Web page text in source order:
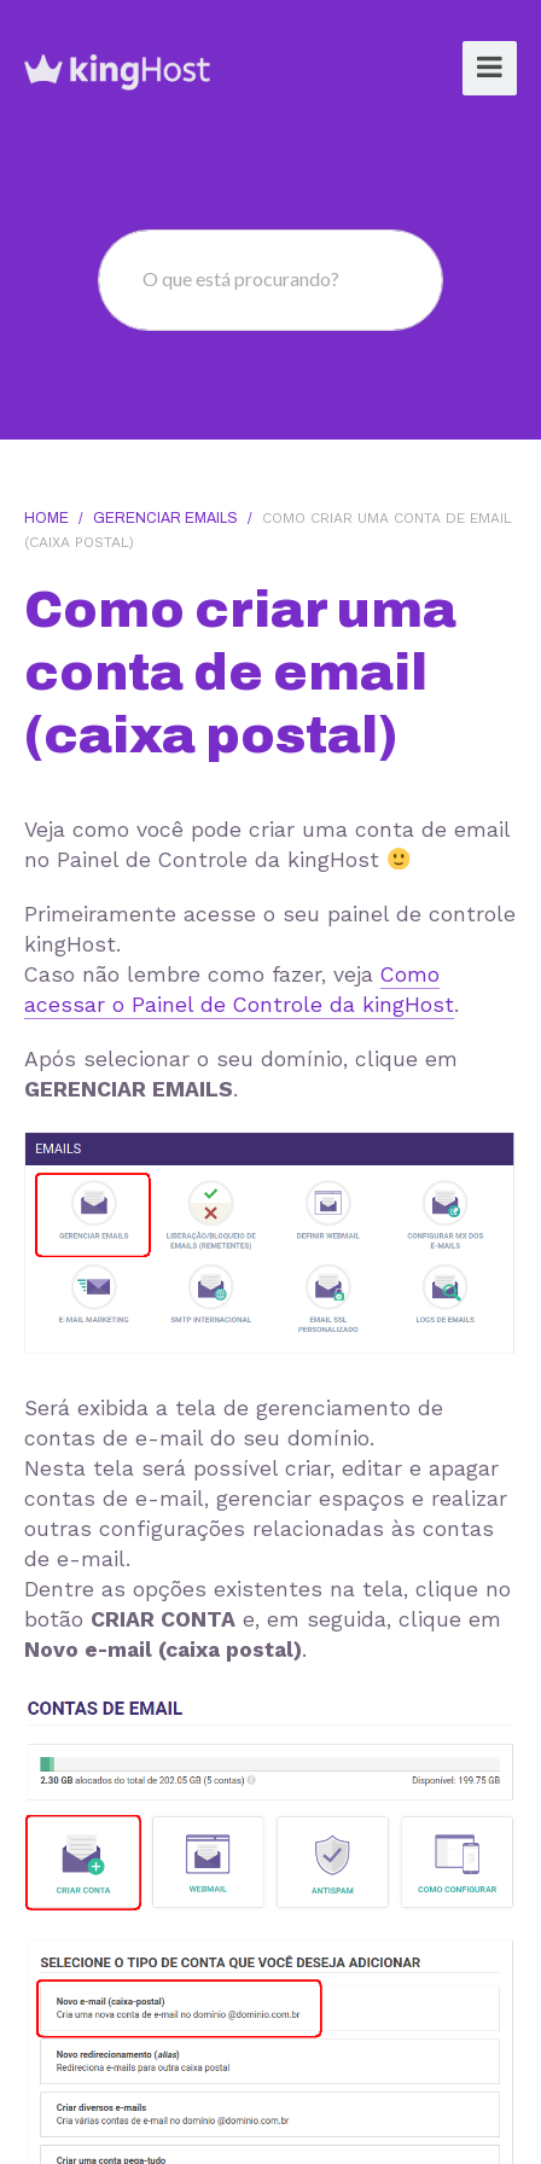
O que está procurando?
HOME / GERENCIAR EMAILS /
COMO CRIAR UMA CONTA DE EMAIL
(CAIXA POSTAL)
Como criar uma
conta de email
(caixa postal)
Veja como você pode criar uma conta de email
no Painel de Controle da kingHost
Primeiramente acesse o seu painel de controle
kingHost.
Caso não lembre como fazer, veja Como
acessar o Painel de Controle da kingHost.
Após selecionar o seu domínio, clique em
GERENCIAR EMAILS.
Será exibida a tela de gerenciamento de
contas de e-mail do seu domínio.
Nesta tela será possível criar, editar e apagar
contas de e-mail, gerenciar espaços e realizar
outras configurações relacionadas às contas
de e-mail.
Dentre as opções existentes na tela, clique no
botão CRIAR CONTA e, em seguida, clique em
Novo e-mail (caixa postal).